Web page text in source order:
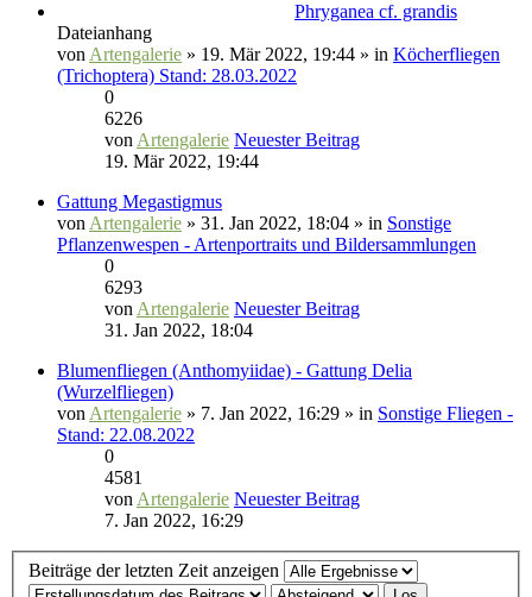
Phryganea cf. grandis
Dateianhang
von Artengalerie » 19. Mär 2022, 19:44 » in Köcherfliegen
(Trichoptera) Stand: 28.03.2022
0
6226
von Artengalerie Neuester Beitrag
19. Mär 2022, 19:44
Gattung Megastigmus
von Artengalerie » 31. Jan 2022, 18:04 » in Sonstige
Pflanzenwespen - Artenportraits und Bildersammlungen
0
6293
von Artengalerie Neuester Beitrag
31. Jan 2022, 18:04
Blumenfliegen (Anthomyiidae) - Gattung Delia
(Wurzelfliegen)
von Artengalerie » 7. Jan 2022, 16:29 » in Sonstige Fliegen -
Stand: 22.08.2022
0
4581
von Artengalerie Neuester Beitrag
7. Jan 2022, 16:29
Beiträge der letzten Zeit anzeigen